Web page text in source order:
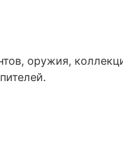
оружия,